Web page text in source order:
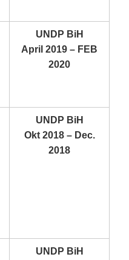
UNDP BiH
April 2019 – FEB
2020
UNDP BiH
Okt 2018 – Dec.
2018
UNDP BiH